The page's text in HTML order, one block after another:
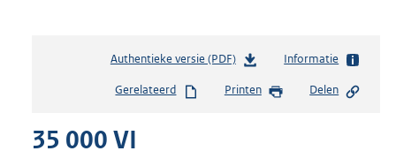
Authentieke versie (PDF)b
s
Informatie
Gerelateerd Printen Delen
35 000 VI